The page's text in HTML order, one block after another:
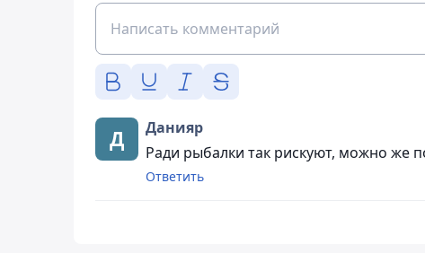
Данияр
Ради рыбалки так рискуют, можно же
Ответить